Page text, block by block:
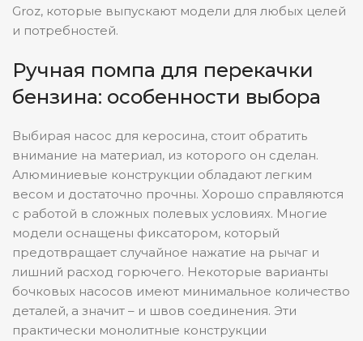
Groz, которые выпускают модели для любых целей
и потребностей.
Ручная помпа для перекачки
бензина: особенности выбора
Выбирая насос для керосина, стоит обратить
внимание на материал, из которого он сделан.
Алюминиевые конструкции обладают легким
весом и достаточно прочны. Хорошо справляются
с работой в сложных полевых условиях. Многие
модели оснащены фиксатором, который
предотвращает случайное нажатие на рычаг и
лишний расход горючего. Некоторые варианты
бочковых насосов имеют минимальное количество
деталей, а значит – и швов соединения. Эти
практически монолитные конструкции